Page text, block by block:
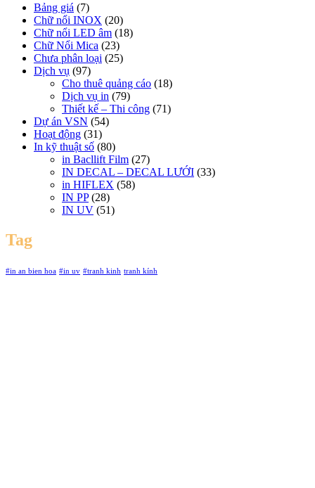
Bảng giá (7)
Chữ nổi INOX (20)
Chữ nổi LED âm (18)
Chữ Nổi Mica (23)
Chưa phân loại (25)
Dịch vụ (97)
Cho thuê quảng cáo (18)
Dịch vụ in (79)
Thiết kế – Thi công (71)
Dự án VSN (54)
Hoạt động (31)
In kỹ thuật số (80)
in Bacllift Film (27)
IN DECAL – DECAL LƯỚI (33)
in HIFLEX (58)
IN PP(28)
IN UV (51)
Tag
#in an bien hoa #in uv #tranh kinh tranh kính